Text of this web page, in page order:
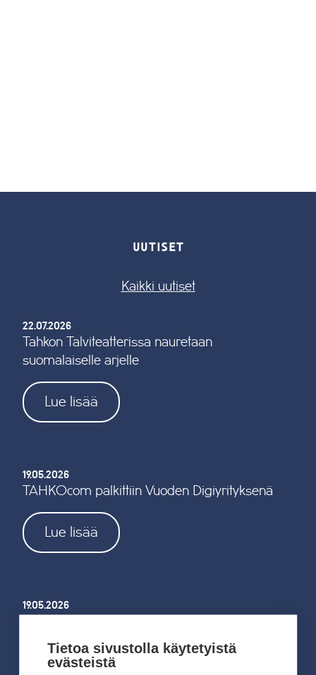
UUTISET
Kaikki uutiset
22.07.2026
Tahkon Talviteatterissa nauretaan
suomalaiselle arjelle
Lue lisää
19.05.2026
TAHKOcom palkittiin Vuoden Digiyrityksenä
Lue lisää
19.05.2026
kesällä 2026
Tietoa sivustolla käytetyistä
evästeistä